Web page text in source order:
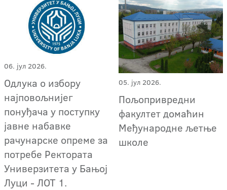
06. јул 2026.
Oдлука о избору
најповољнијег
понуђача у поступку
јавне набавке
рачунарске опреме за
потребе Ректората
Универзитета у Бањој
Луци - ЛОТ 1.
05. јул 2026.
Пољопривредни
факултет домаћин
Међународне љетње
школе